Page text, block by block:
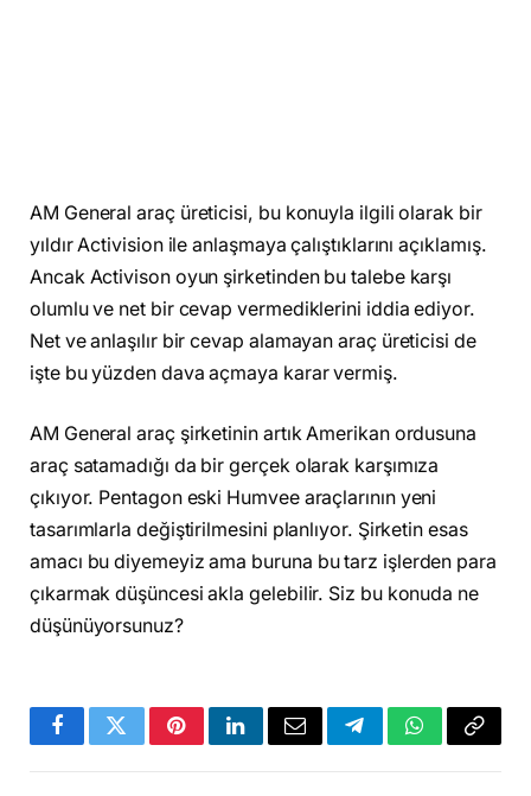
AM General araç üreticisi, bu konuyla ilgili olarak bir
yıldır Activision ile anlaşmaya çalıştıklarını açıklamış.
Ancak Activison oyun şirketinden bu talebe karşı
olumlu ve net bir cevap vermediklerini iddia ediyor.
Net ve anlaşılır bir cevap alamayan araç üreticisi de
işte bu yüzden dava açmaya karar vermiş.
AM General araç şirketinin artık Amerikan ordusuna
araç satamadığı da bir gerçek olarak karşımıza
çıkıyor. Pentagon eski Humvee araçlarının yeni
tasarımlarla değiştirilmesini planlıyor. Şirketin esas
amacı bu diyemeyiz ama buruna bu tarz işlerden para
çıkarmak düşüncesi akla gelebilir. Siz bu konuda ne
düşünüyorsunuz?
FacebookTwitterPinterestLinkedInEmail TelegramWhatsApp
Copy